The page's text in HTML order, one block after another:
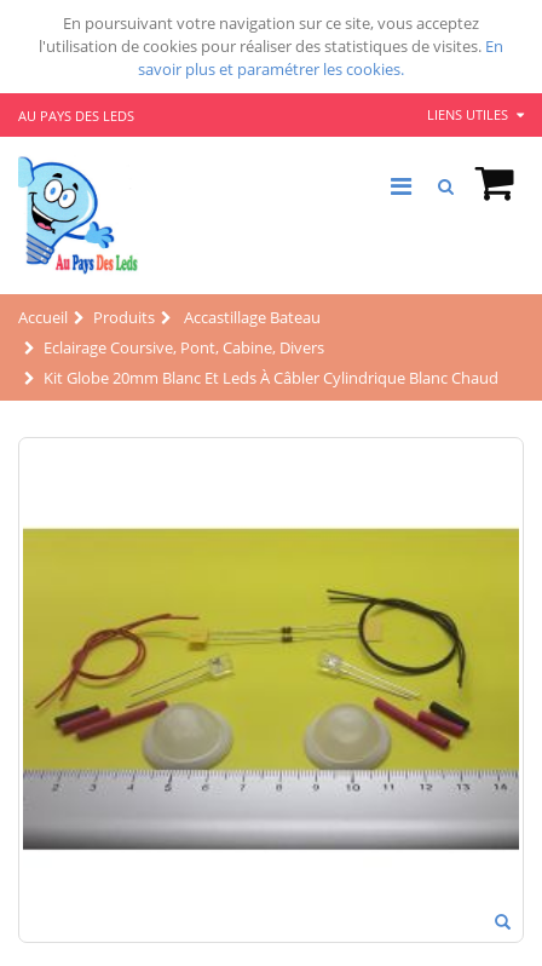
En poursuivant votre navigation sur ce site, vous acceptez
l'utilisation de cookies pour réaliser des statistiques de visites. En
savoir plus et paramétrer les cookies.
AU PAYS DES LEDS LIENS UTILES
Accueil Produits
Accastillage Bateau
Eclairage Coursive, Pont, Cabine, Divers
Kit Globe 20mm Blanc Et Leds À Câbler Cylindrique Blanc Chaud